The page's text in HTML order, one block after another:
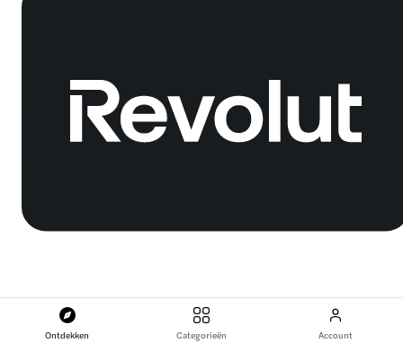
Ontdekken Categorieën Account